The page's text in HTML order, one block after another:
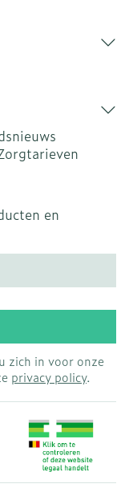
en
zich in voor onze
privacy policy.